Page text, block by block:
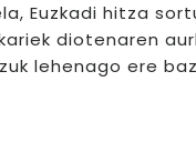
Euzkadi hitza
diotenaren
lehenago ere